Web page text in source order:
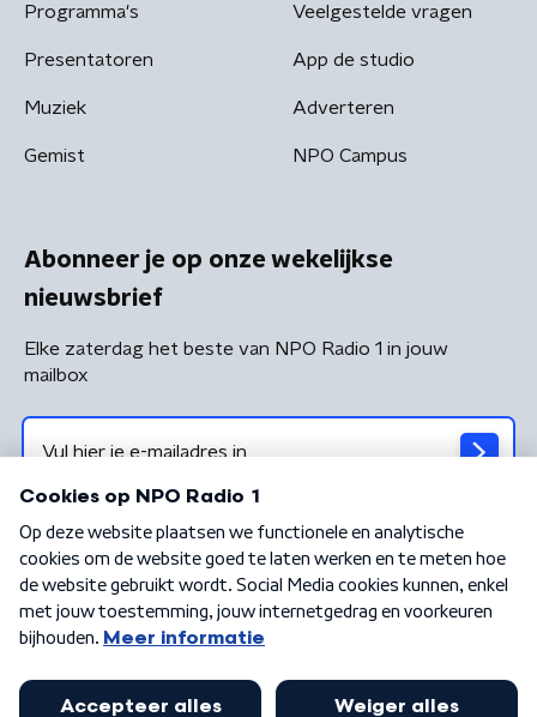
Programma's
Presentatoren
Muziek
Gemist
Veelgestelde vragen
App de studio
Adverteren
NPO Campus
Abonneer je op onze wekelijkse
nieuwsbrief
Elke zaterdag het beste van NPO Radio 1 in jouw
mailbox
Algemene voorwaarden